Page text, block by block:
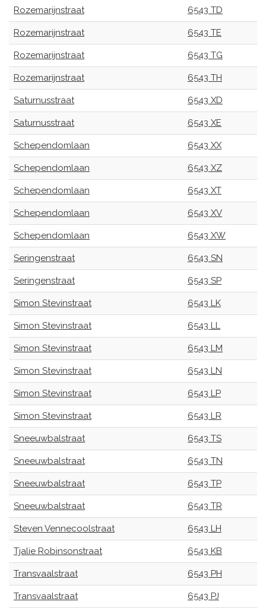
Rozemarijnstraat 6543 TD
Rozemarijnstraat 6543 TE
Rozemarijnstraat 6543 TG
Rozemarijnstraat 6543 TH
Saturnusstraat 6543 XD
Saturnusstraat 6543 XE
Schependomlaan 6543 XX
Schependomlaan 6543 XZ
Schependomlaan 6543 XT
Schependomlaan 6543 XV
Schependomlaan 6543 XW
Seringenstraat 6543 SN
Seringenstraat 6543 SP
Simon Stevinstraat 6543 LK
Simon Stevinstraat 6543 LL
Simon Stevinstraat 6543 LM
Simon Stevinstraat 6543 LN
Simon Stevinstraat 6543 LP
Simon Stevinstraat 6543 LR
Sneeuwbalstraat 6543 TS
Sneeuwbalstraat 6543 TN
Sneeuwbalstraat 6543 TP
Sneeuwbalstraat 6543 TR
Steven Vennecoolstraat 6543 LH
Tjalie Robinsonstraat 6543 KB
Transvaalstraat 6543 PH
Transvaalstraat 6543 PJ